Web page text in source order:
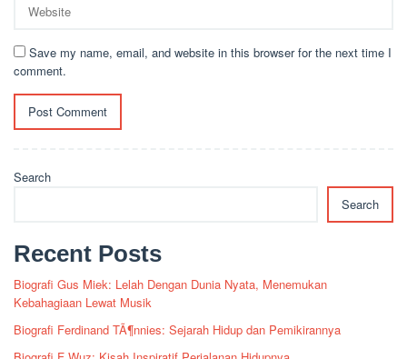
Save my name, email, and website in this browser for the next time I
comment.
Search
Search
Recent Posts
Biografi Gus Miek: Lelah Dengan Dunia Nyata, Menemukan
Kebahagiaan Lewat Musik
Biografi Ferdinand TÃ¶nnies: Sejarah Hidup dan Pemikirannya